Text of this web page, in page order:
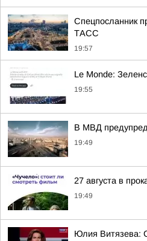
Спецпосланник
ТАСС
19:57
Le Monde:
19:55
В МВД
19:49
27 августа в
19:49
Юлия Витязева: